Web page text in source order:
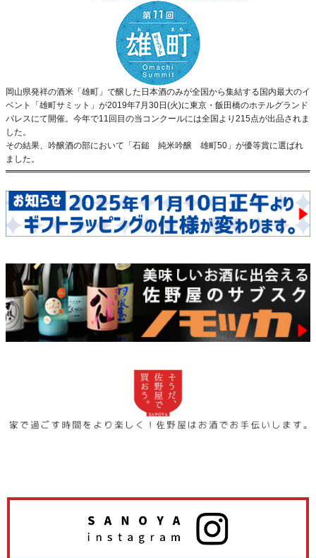
岡山県発祥の酒米「雄町」で醸した日本酒のみが全国から集結する国内最大のイ
ベント「雄町サミット」が2019年7月30日(火)に東京・飯田橋のホテルグランド
パレスにて開催。今年で11回目の当コンクールには全国より215点が出品されま
した。
その結果、吟醸酒の部において「石鎚 純米吟醸 雄町50」が優等賞に選ばれ
ました。